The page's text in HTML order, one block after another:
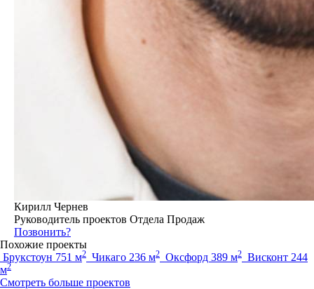
Кирилл Чернев
Руководитель проектов Отдела Продаж
Позвонить?
Похожие проекты
Брукстоун 751 м2 Чикаго 236 м2 Оксфорд 389 м2 Висконт 244
м2
Смотреть больше проектов